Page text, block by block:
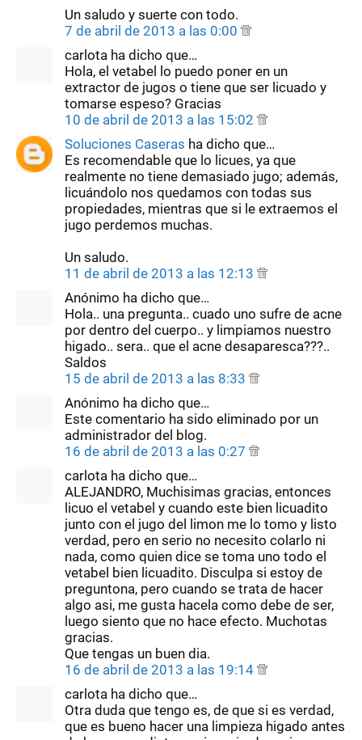
Un saludo y suerte con todo.
7 de abril de 2013 a las 0:00
carlota ha dicho que…
Hola, el vetabel lo puedo poner en un
extractor de jugos o tiene que ser licuado y
tomarse espeso? Gracias
10 de abril de 2013 a las 15:02
Soluciones Caseras ha dicho que…
Es recomendable que lo licues, ya que
realmente no tiene demasiado jugo; además,
licuándolo nos quedamos con todas sus
propiedades, mientras que si le extraemos el
jugo perdemos muchas.
Un saludo.
11 de abril de 2013 a las 12:13
Anónimo ha dicho que…
Hola.. una pregunta.. cuado uno sufre de acne
por dentro del cuerpo.. y limpiamos nuestro
higado.. sera.. que el acne desaparesca???..
Saldos
15 de abril de 2013 a las 8:33
Anónimo ha dicho que…
Este comentario ha sido eliminado por un
administrador del blog.
16 de abril de 2013 a las 0:27
carlota ha dicho que…
ALEJANDRO, Muchisimas gracias, entonces
licuo el vetabel y cuando este bien licuadito
junto con el jugo del limon me lo tomo y listo
verdad, pero en serio no necesito colarlo ni
nada, como quien dice se toma uno todo el
vetabel bien licuadito. Disculpa si estoy de
preguntona, pero cuando se trata de hacer
algo asi, me gusta hacela como debe de ser,
luego siento que no hace efecto. Muchotas
gracias.
Que tengas un buen dia.
16 de abril de 2013 a las 19:14
carlota ha dicho que…
Otra duda que tengo es, de que si es verdad,
que es bueno hacer una limpieza higado antes